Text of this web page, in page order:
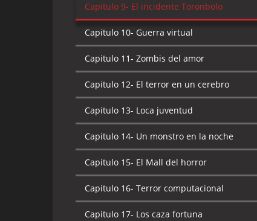
Capitulo 9- El incidente Toronbolo
Capitulo 10- Guerra virtual
Capitulo 11- Zombis del amor
Capitulo 12- El terror en un cerebro
Capitulo 13- Loca juventud
Capitulo 14- Un monstro en la noche
Capitulo 15- El Mall del horror
Capitulo 16- Terror computacional
Capitulo 17- Los caza fortuna